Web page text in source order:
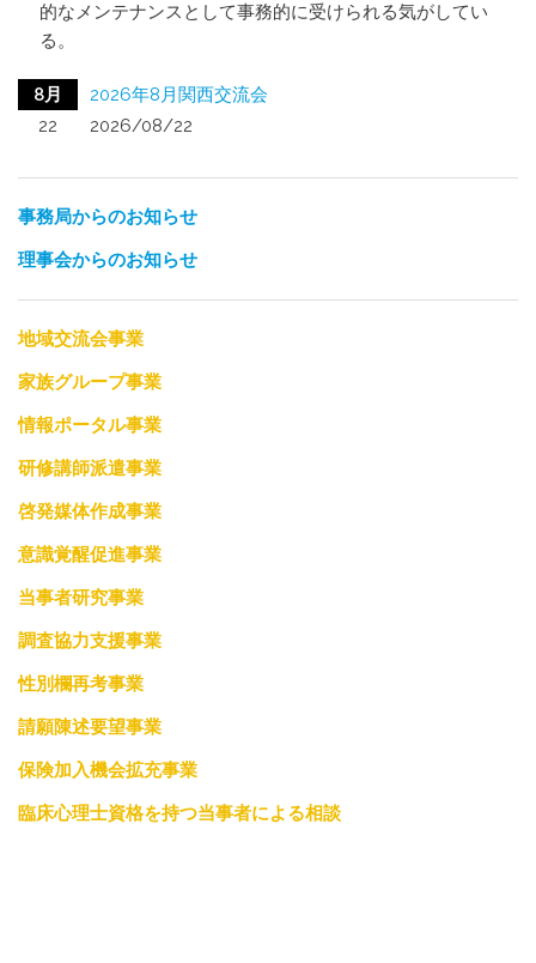
的なメンテナンスとして事務的に受けられる気がしてい
る。
8月
22
2026年8月関西交流会
2026/08/22
事務局からのお知らせ
理事会からのお知らせ
地域交流会事業
家族グループ事業
情報ポータル事業
研修講師派遣事業
啓発媒体作成事業
意識覚醒促進事業
当事者研究事業
調査協力支援事業
性別欄再考事業
請願陳述要望事業
保険加入機会拡充事業
臨床心理士資格を持つ当事者による相談